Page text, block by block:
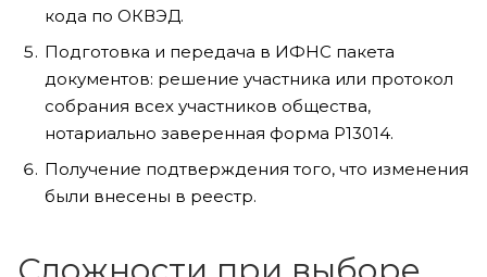
кода по ОКВЭД.
Подготовка и передача в ИФНС пакета
документов: решение участника или протокол
собрания всех участников общества,
нотариально заверенная форма Р13014.
Получение подтверждения того, что изменения
были внесены в реестр.